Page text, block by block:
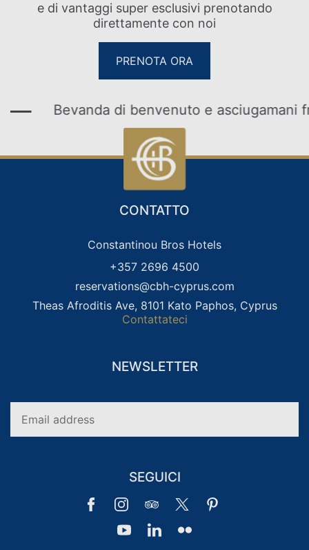
MATRIMONI
CLUB DI FIDELIZZAZIONE DEGLI
CLUB FEDELTÀ PER GLI
e di vantaggi super esclusivi prenotando
direttamente con noi
PRENOTA ORA
Bevanda di benvenuto e asciugamani
CONTATTO
Constantinou Bros Hotels
+357 2696 4500
reservations@cbh-cyprus.com
Theas Afroditis Ave, 8101 Kato Paphos, Cyprus
Contattateci
NEWSLETTER
SEGUICI